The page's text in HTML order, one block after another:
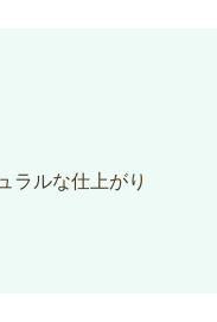
ラルな仕上がり